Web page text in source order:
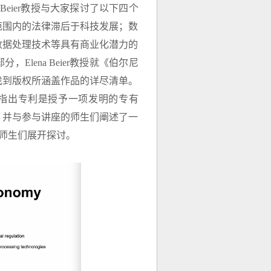
教授与大家探讨了以下四个
内的法律滞后于科技发展；数
处理技术等具有商业化潜力的
，Elena Beier教授就《伯尔尼
版权所涵盖作品的详尽清单。
出专利是授予一项发明的专有
与参与讲座的师生们阐述了一
生们展开探讨。